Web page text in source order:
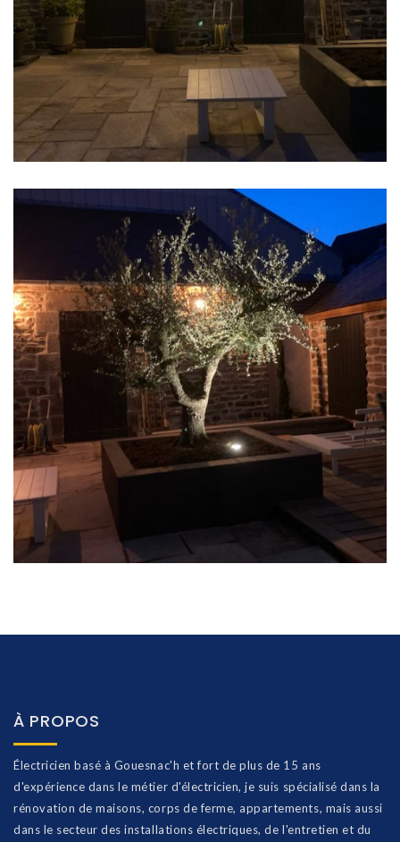
À PROPOS
Électricien basé à Gouesnac'h et fort de plus de 15 ans
d'expérience dans le métier d'électricien, je suis spécialisé dans la
rénovation de maisons, corps de ferme, appartements, mais aussi
dans le secteur des installations électriques, de l'entretien et du